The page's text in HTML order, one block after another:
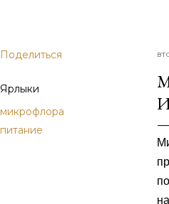
Поделиться
Ярлыки
микрофлора
питание